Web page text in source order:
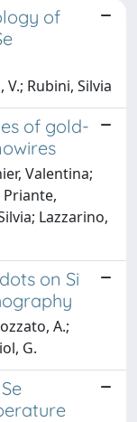
of
Rubini, Silvia
of gold-
Valentina;
Priante,
Lazzarino,
on Si
A.;
G.